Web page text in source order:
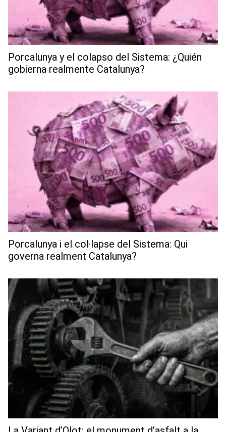
Porcalunya y el colapso del Sistema: ¿Quién
gobierna realmente Catalunya?
Porcalunya i el col·lapse del Sistema: Qui
governa realment Catalunya?